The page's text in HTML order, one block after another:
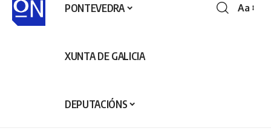
PONTEVEDRA
XUNTA DE GALICIA
DEPUTACIÓNS
Aa